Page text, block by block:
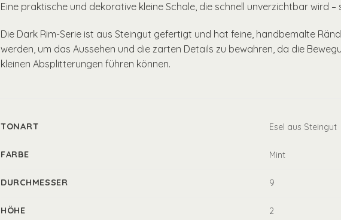
Eine praktische und dekorative kleine Schale, die schnell unverzichtbar wird
Die Dark Rim-Serie ist aus Steingut gefertigt und hat feine, handbemalte
werden, um das Aussehen und die zarten Details zu bewahren, da die
kleinen Absplitterungen führen können.
TONART Esel aus Steingut
FARBE Mint
DURCHMESSER 9
HÖHE 2